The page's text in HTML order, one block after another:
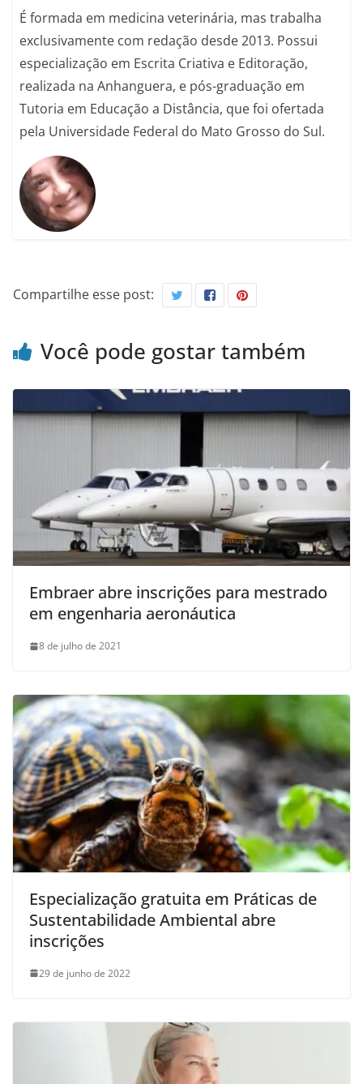
É formada em medicina veterinária, mas trabalha
exclusivamente com redação desde 2013. Possui
especialização em Escrita Criativa e Editoração,
realizada na Anhanguera, e pós-graduação em
Tutoria em Educação a Distância, que foi ofertada
pela Universidade Federal do Mato Grosso do Sul.
Compartilhe esse post:
Você pode gostar também
Embraer abre inscrições para mestrado
em engenharia aeronáutica
8 de julho de 2021
Especialização gratuita em Práticas de
Sustentabilidade Ambiental abre
inscrições
29 de junho de 2022